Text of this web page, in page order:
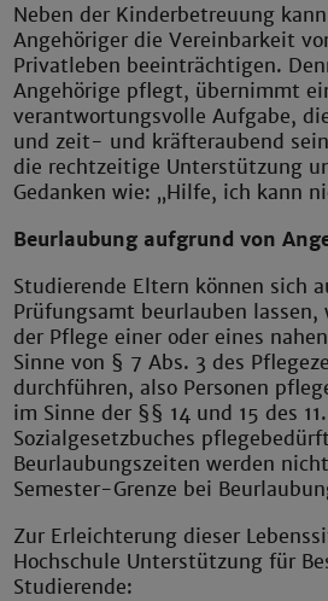
Neben der Kinderbetreuung
Angehöriger die Vereinbarkeit
Privatleben beeinträchtigen.
Angehörige pflegt, übernimmt
verantwortungsvolle Aufgabe,
und zeit- und kräfteraubend
die rechtzeitige Unterstützung
Gedanken wie: „Hilfe, ich kann
Beurlaubung aufgrund von
Studierende Eltern können sich
Prüfungsamt beurlauben lassen,
der Pflege einer oder eines
Sinne von § 7 Abs. 3 des
durchführen, also Personen
im Sinne der §§ 14 und 15 des
Sozialgesetzbuches
Beurlaubungszeiten werden
Semester-Grenze bei
Zur Erleichterung dieser
Hochschule Unterstützung für
Studierende: